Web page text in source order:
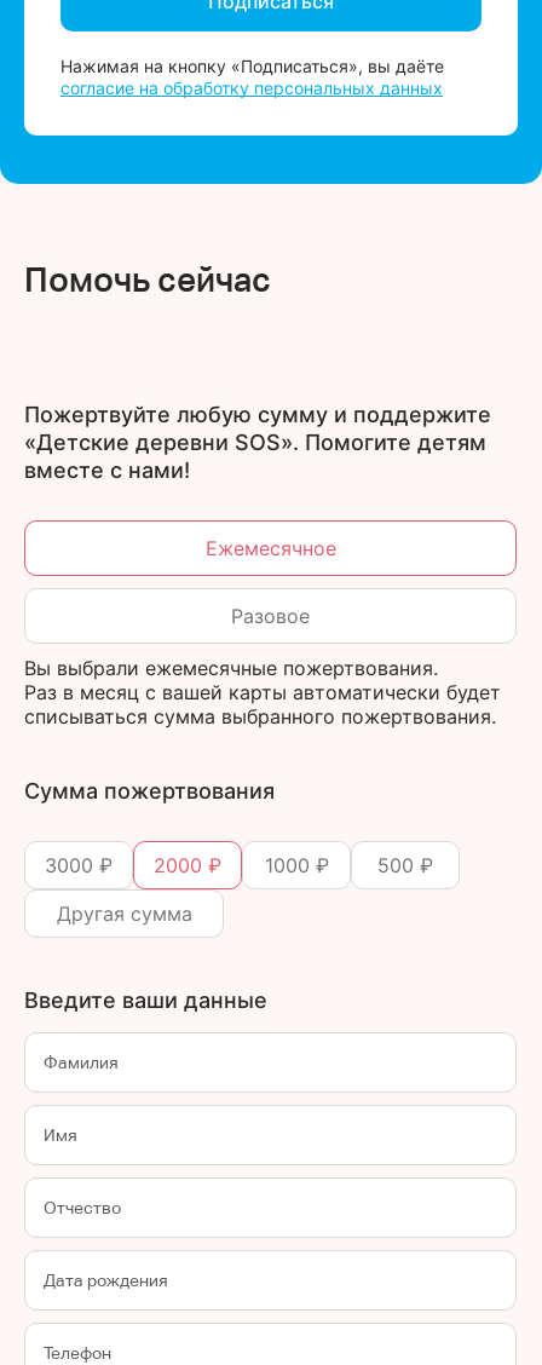
Нажимая на кнопку «Подписаться», вы даёте
согласие на обработку персональных данных
Помочь сейчас
Пожертвуйте любую сумму и поддержите
«Детские деревни SOS». Помогите детям
вместе с нами!
Ежемесячное
Разовое
Вы выбрали ежемесячные пожертвования.
Раз в месяц с вашей карты автоматически будет
списываться сумма выбранного пожертвования.
Сумма пожертвования
3000 ₽ 2000 ₽ 1000 ₽ 500 ₽
Введите ваши данные